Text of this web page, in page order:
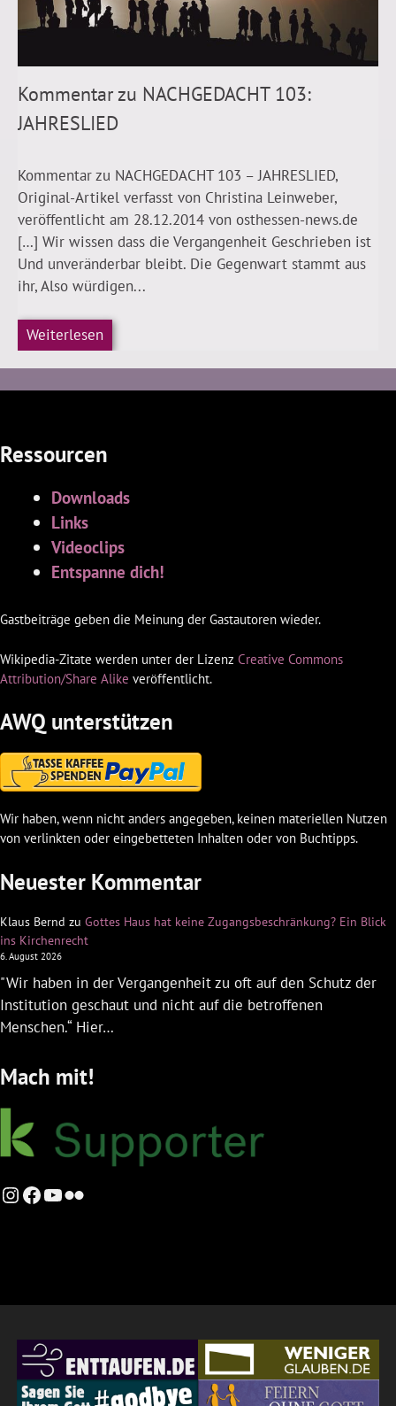
Kommentar zu NACHGEDACHT 103:
JAHRESLIED
Kommentar zu NACHGEDACHT 103 – JAHRESLIED,
Original-Artikel verfasst von Christina Leinweber,
veröffentlicht am 28.12.2014 von osthessen-news.de
[…] Wir wissen dass die Vergangenheit Geschrieben ist
Und unveränderbar bleibt. Die Gegenwart stammt aus
ihr, Also würdigen...
Weiterlesen
Ressourcen
Downloads
Links
Videoclips
Entspanne dich!
Gastbeiträge geben die Meinung der Gastautoren wieder.
Wikipedia-Zitate werden unter der Lizenz Creative Commons
Attribution/Share Alike veröffentlicht.
AWQ unterstützen
Wir haben, wenn nicht anders angegeben, keinen materiellen Nutzen
von verlinkten oder eingebetteten Inhalten oder von Buchtipps.
Neuester Kommentar
Klaus Bernd zu Gottes Haus hat keine Zugangsbeschränkung? Ein Blick
ins Kirchenrecht
6. August 2026
"Wir haben in der Vergangenheit zu oft auf den Schutz der
Institution geschaut und nicht auf die betroffenen
Menschen.“ Hier…
Mach mit!
Instagram
Facebook
YouTube
Flickr